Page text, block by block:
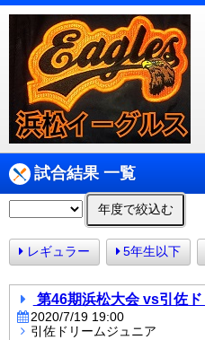
試合結果 一覧
年度で絞込む
レギュラー 5年生以下
第46期浜松大会 vs引佐
2020/7/19 19:00
引佐ドリームジュニア